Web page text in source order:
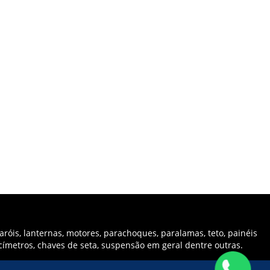
lanternas, motores, parachoques, paralamas, teto, painéis
chaves de seta, suspensão em geral dentre outras.